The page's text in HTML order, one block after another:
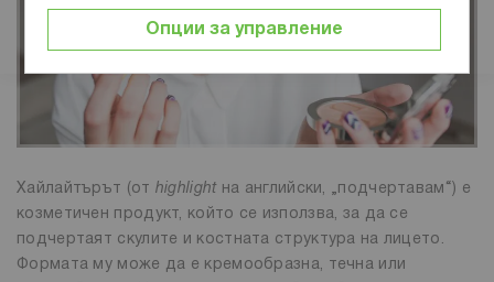
Хайлайтърът (от highlightна английски, „подчертавам“) е
козметичен продукт, който се използва, за да се
подчертаят скулите и костната структура на лицето.
Формата му може да е кремообразна, течна или
Опции за управление